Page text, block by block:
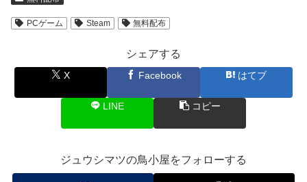
PCゲーム Steam 無料配布
シェアする
X Facebook はてブ
LINE コピー
ジュウシマツの鳥小屋をフォローする